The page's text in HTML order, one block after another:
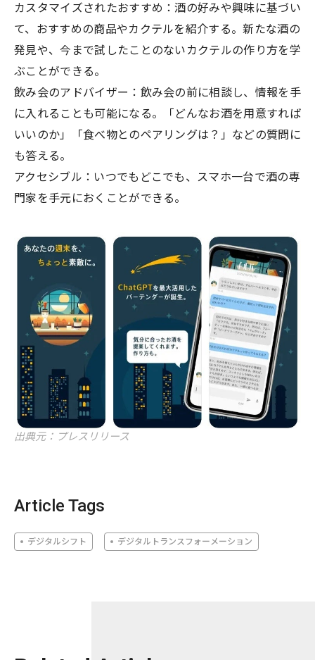
カスタマイズされたおすすめ：酒の好みや興味に基づい
て、おすすめの商品やカクテルを紹介する。新たな酒の
発見や、今まで試したことのないカクテルの作り方を学
ぶことができる。
飲み会のアドバイザー：飲み会の前に相談し、情報を手
に入れることも可能になる。「どんなお酒を用意すれば
いいのか」「食べ物とのペアリングは？」などの質問に
も答える。
アクセシブル：いつでもどこでも、スマホ一台で酒の専
門家を手元におくことができる。
出典元：プレスリリース
Article Tags
デジタルシフト デジタルトランスフォーメーション